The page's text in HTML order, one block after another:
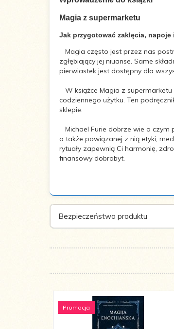
Magia z supermarketu
Jak przygotować zaklęcia,
Magia często jest przez nas
zgłębiający jej niuanse. Same
pierwiastek jest dostępny dla
W książce Magia z
codziennego użytku. Ten
sklepie.
Michael Furie dobrze wie o
a także powiązanej z nią etyki,
rytuały zapewnią Ci harmonię,
finansowy dobrobyt.
Autor: Michael Furie
Tytuł
oryginału:
Supermarket
Liczba stron: 240
Wymiary:
Oprawa: Miękka
Tłumacz: Katarzyna Liszyk
Rok
wydania:
2014
Bezpieczeństwo produktu
Promocja